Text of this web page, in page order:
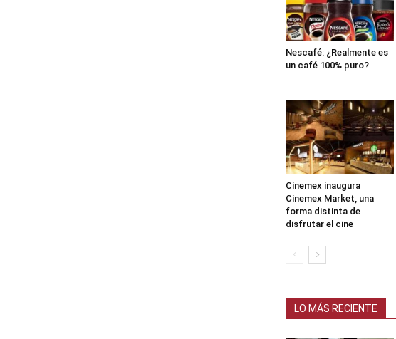
Nescafé: ¿Realmente es
un café 100% puro?
Cinemex inaugura
Cinemex Market, una
forma distinta de
disfrutar el cine
LO MÁS RECIENTE